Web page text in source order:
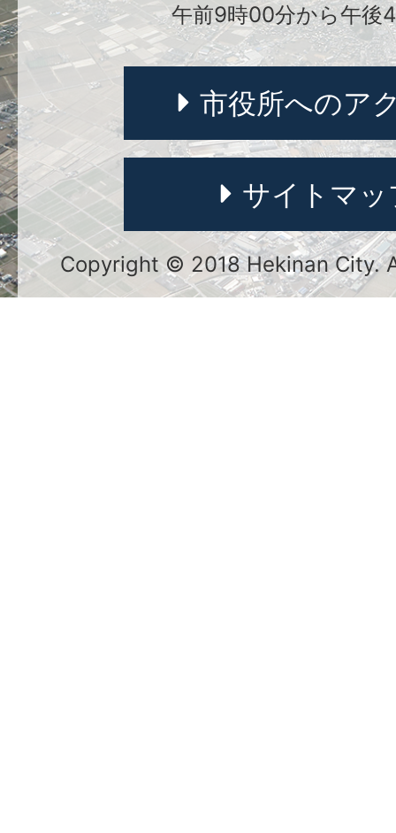
午前9時00分から午後
市役所へのア
サイトマッ
Copyright © 2018 Hekinan City.